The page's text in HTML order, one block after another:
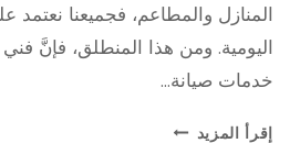
المنازل والمطاعم، فجميعنا نعتمد
اليومية. ومن هذا المنطلق، فإنَّ
خدمات صيانة…
إقرأ المزيد صيانة